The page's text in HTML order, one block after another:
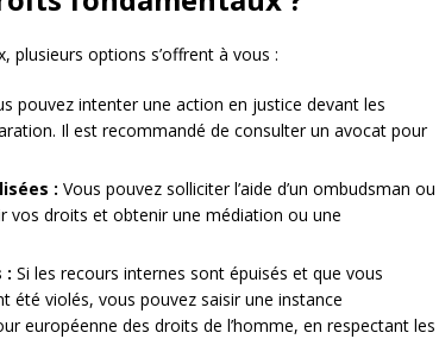
plusieurs options s’offrent à vous :
pouvez intenter une action en justice devant les
Il est recommandé de consulter un avocat pour
: Vous pouvez solliciter l’aide d’un ombudsman ou
vos droits et obtenir une médiation ou une
: Si les recours internes sont épuisés et que vous
violés, vous pouvez saisir une instance
européenne des droits de l’homme, en respectant les